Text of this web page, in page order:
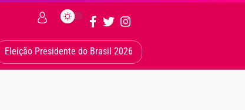
Eleição Presidente do Brasil 2026